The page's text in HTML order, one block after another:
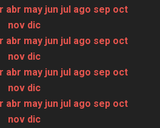
abr may jun jul ago sep oct
nov dic
abr may jun jul ago sep oct
nov dic
abr may jun jul ago sep oct
nov dic
abr may jun jul ago sep oct
nov dic